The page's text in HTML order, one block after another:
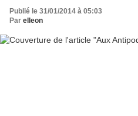
Publié le 31/01/2014 à 05:03
Par elleon